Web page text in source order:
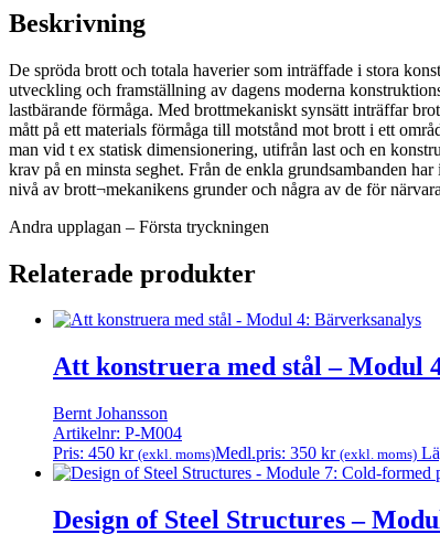
mängd
Beskrivning
De spröda brott och totala haverier som inträffade i stora
utveckling och framställning av dagens moderna
lastbärande förmåga. Med brottmekaniskt synsätt inträffar
mått på ett materials förmåga till motstånd mot brott i ett
man vid t ex statisk dimensionering, utifrån last och en
krav på en minsta seghet. Från de enkla grundsambanden
nivå av brott¬mekanikens grunder och några av de för
Andra upplagan – Första tryckningen
Relaterade produkter
Att konstruera med stål – Modul
Bernt Johansson
Artikelnr: P-M004
Pris: 450 kr (exkl. moms)Medl.pris: 350 kr (exkl. moms)
Design of Steel Structures –